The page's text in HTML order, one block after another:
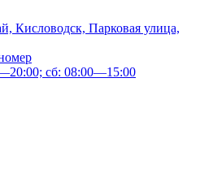
Кисловодск, Парковая улица,
сб: 08:00—15:00